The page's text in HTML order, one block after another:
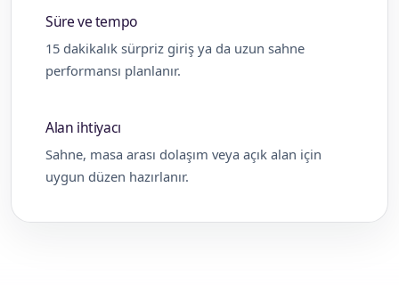
Süre ve tempo
15 dakikalık sürpriz giriş ya da uzun sahne
performansı planlanır.
Alan ihtiyacı
Sahne, masa arası dolaşım veya açık alan için
uygun düzen hazırlanır.